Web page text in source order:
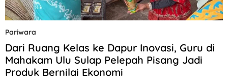
Pariwara
Dari Ruang Kelas ke Dapur Inovasi, Guru di
Mahakam Ulu Sulap Pelepah Pisang Jadi
Produk Bernilai Ekonomi